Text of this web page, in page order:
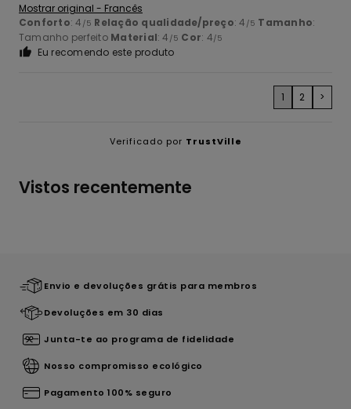
Mostrar original - Francês
Conforto: 4 /5 Relação qualidade/preço: 4 /5 Tamanho:
Tamanho perfeito Material: 4 /5 Cor: 4/5
Eu recomendo este produto
1 2 >
Verificado por TrustVille
Vistos recentemente
Envio e devoluções grátis para membros
Devoluções em 30 dias
Junta-te ao programa de fidelidade
Nosso compromisso ecológico
Pagamento 100% seguro